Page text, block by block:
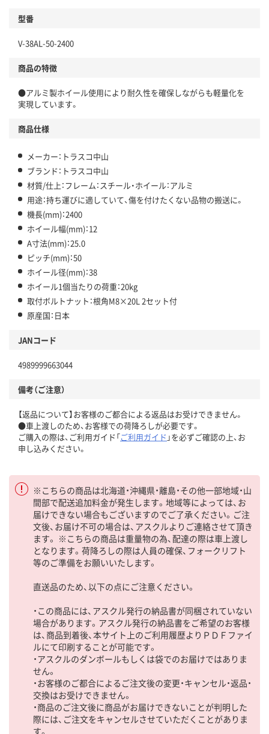
型番
V-38AL-50-2400
商品の特徴
●アルミ製ホイール使用により耐久性を確保しながらも軽量化を
実現しています。
商品仕様
メーカー：トラスコ中山
ブランド：トラスコ中山
材質/仕上：フレーム：スチール・ホイール：アルミ
用途：持ち運びに適していて、傷を付けたくない品物の搬送に。
機長(mm)：2400
ホイール幅(mm)：12
A寸法(mm)：25.0
ピッチ(mm)：50
ホイール径(mm)：38
ホイール1個当たりの荷重：20kg
取付ボルトナット：根角M8×20L 2セット付
原産国：日本
JANコード
4989999663044
備考（ご注意）
【返品について】お客様のご都合による返品はお受けできません。
●車上渡しのため、お客様での荷降ろしが必要です。
ご購入の際は、ご利用ガイド「ご利用ガイド 」を必ずご確認の上、お
申し込みください。
※こちらの商品は北海道・沖縄県・離島・その他一部地域・山
間部で配送追加料金が発生します。地域等によっては、お
届けできない場合もございますのでご了承ください。ご注
文後、お届け不可の場合は、アスクルよりご連絡させて頂き
ます。 ※こちらの商品は重量物の為、配達の際は車上渡し
となります。荷降ろしの際は人員の確保、フォークリフト
等のご準備をお願いいたします。
直送品のため、以下の点にご注意ください。
・この商品には、アスクル発行の納品書が同梱されていない
場合があります。アスクル発行の納品書をご希望のお客様
は、商品到着後、本サイト上のご利用履歴よりＰＤＦファイ
ルにて印刷することが可能です。
・アスクルのダンボールもしくは袋でのお届けではありま
せん。
・お客様のご都合によるご注文後の変更・キャンセル・返品・
交換はお受けできません。
・商品のご注文後に商品がお届けできないことが判明した
際には、ご注文をキャンセルさせていただくことがありま
す。